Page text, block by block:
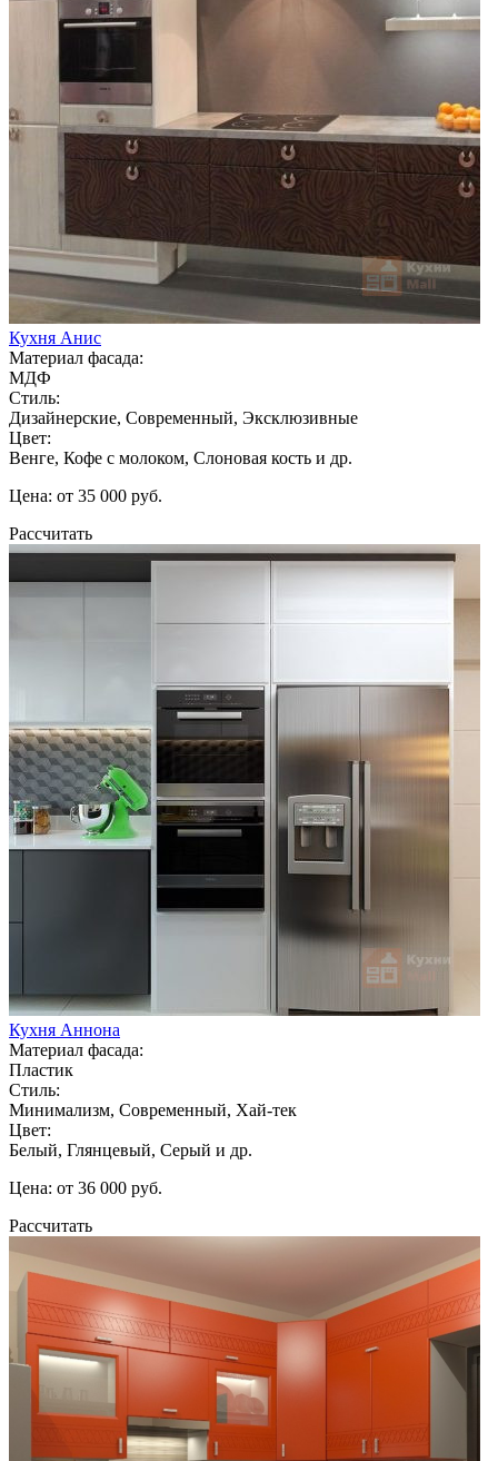
Кухня Анис
Материал фасада:
МДФ
Стиль:
Дизайнерские, Современный, Эксклюзивные
Цвет:
Венге, Кофе с молоком, Слоновая кость и др.
Цена: от 35 000 руб.
Рассчитать
Кухня Аннона
Материал фасада:
Пластик
Стиль:
Минимализм, Современный, Хай-тек
Цвет:
Белый, Глянцевый, Серый и др.
Цена: от 36 000 руб.
Рассчитать